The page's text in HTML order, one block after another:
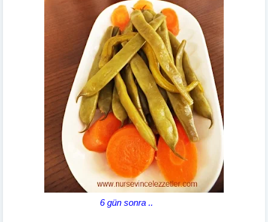
6 gün sonra ..